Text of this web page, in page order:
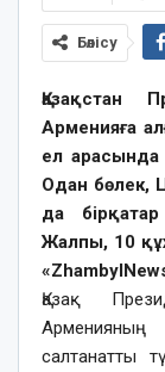
Бөлісу
Қазақстан
Арменияға
ел
Одан бөлек,
да
Жалпы, 10
Қазақ
салтанатты